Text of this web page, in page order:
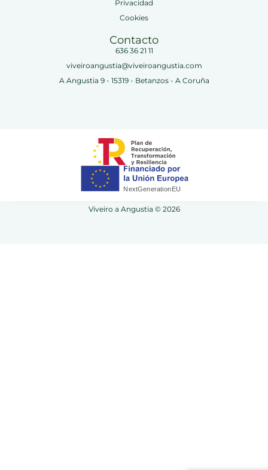
Privacidad
Cookies
Contacto
636 36 21 11
viveiroangustia@viveiroangustia.com
A Angustia 9 - 15319 - Betanzos - A Coruña
Viveiro a Angustia © 2026